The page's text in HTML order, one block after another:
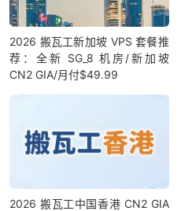
2026 搬瓦工新加坡 VPS 套餐推
荐：全新 SG_8 机房/新加坡
CN2 GIA/月付$49.99
2026 搬瓦工中国香港 CN2 GIA